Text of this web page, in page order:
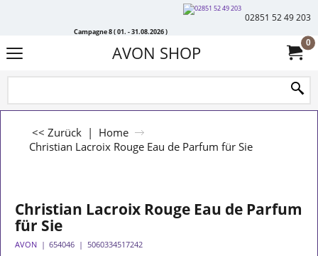
Campagne 8 ( 01. - 31.08.2026 )
02851 52 49 203
AVON SHOP 0
<< Zurück | Home
Christian Lacroix Rouge Eau de Parfum für Sie
Christian Lacroix Rouge Eau de Parfum
für Sie
AVON 654046 5060334517242